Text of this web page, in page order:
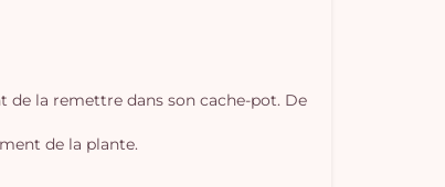
de la remettre dans son cache-pot. De
de la plante.